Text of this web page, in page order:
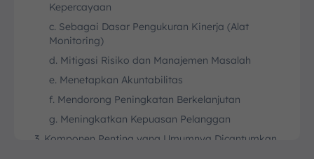
Kepercayaan
c. Sebagai Dasar Pengukuran Kinerja (Alat
Monitoring)
d. Mitigasi Risiko dan Manajemen Masalah
e. Menetapkan Akuntabilitas
f. Mendorong Peningkatan Berkelanjutan
g. Meningkatkan Kepuasan Pelanggan
3. Komponen Penting yang Umumnya Dicantumkan